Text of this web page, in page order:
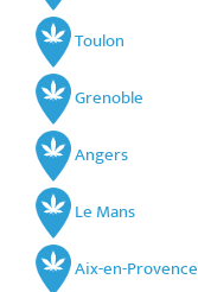
Toulon
Grenoble
Angers
Le Mans
Aix-en-Provence